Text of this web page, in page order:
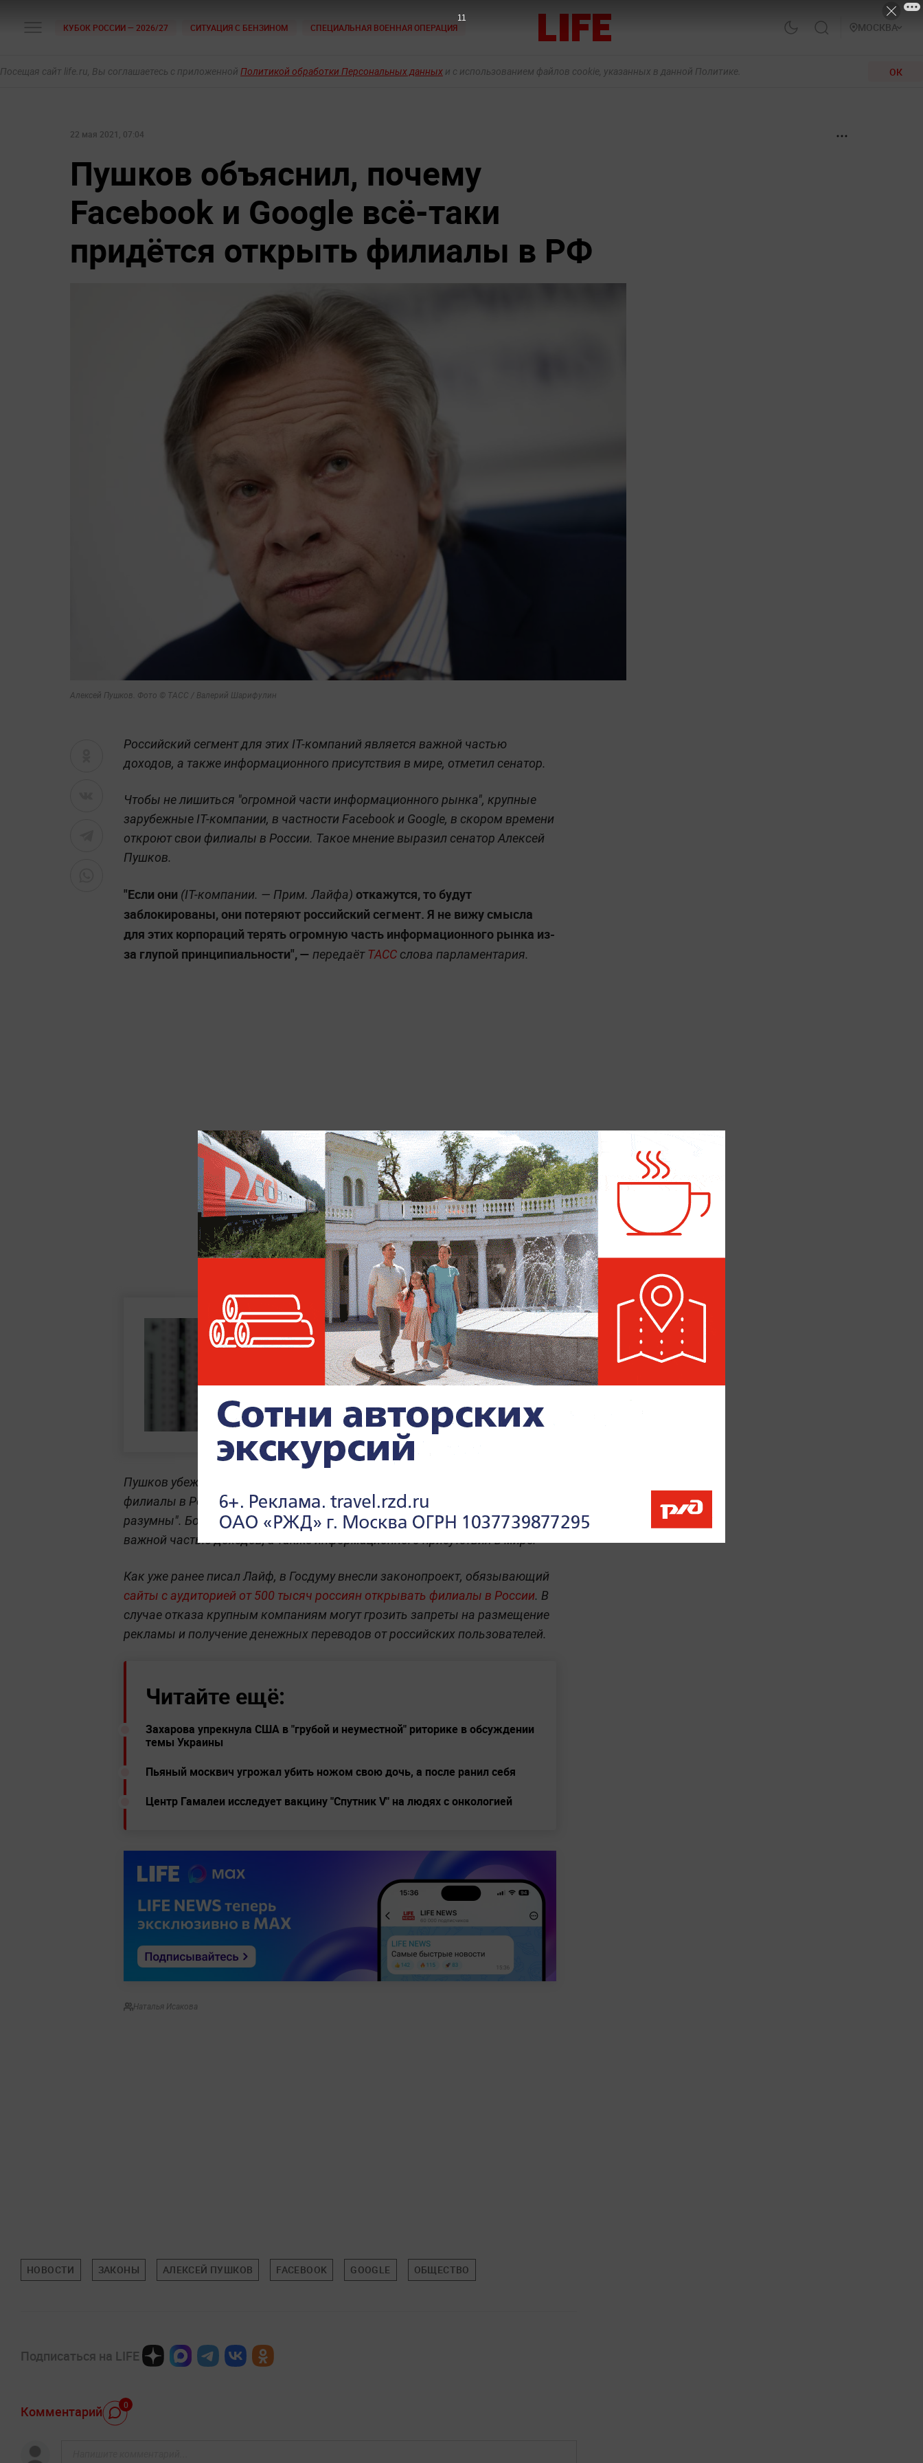
КУБОК РОССИИ — 2026/27 СИТУАЦИЯ С БЕНЗИНОМ СПЕЦИАЛЬНАЯ ВОЕННАЯ ОПЕРАЦИЯ МОСКВА
Посещая сайт life.ru, Вы соглашаетесь с приложенной Политикой обработки Персональных данных и с использованием файлов cookie, указанных в данной Политике. ОК
22 мая 2021, 07:04
Пушков объяснил, почему
Facebook и Google всё-таки
придётся открыть филиалы в РФ
Алексей Пушков. Фото © ТАСС / Валерий Шарифулин
Российский сегмент для этих IT-компаний является важной частью
доходов, а также информационного присутствия в мире, отметил сенатор.
Чтобы не лишиться "огромной части информационного рынка", крупные
зарубежные IT-компании, в частности Facebook и Google, в скором времени
откроют свои филиалы в России. Такое мнение выразил сенатор Алексей
Пушков.
"Если они (IT-компании. — Прим. Лайфа) откажутся, то будут
заблокированы, они потеряют российский сегмент. Я не вижу смысла
для этих корпораций терять огромную часть информационного рынка из-
за глупой принципиальности", — передаётТАСС слова парламентария.
В Госдуме заявили, что
закон о регулировании
работы иностранных IT-
оттока
Пушков убеждён, что Facebook или Google вряд ли откажутся открывать
филиалы в России, поскольку требования законопроекта "достаточно
разумны". Более того, для них российский сегмент Интернета является
важной частью доходов, а также информационного присутствия в мире.
Как уже ранее писал Лайф, в Госдуму внесли законопроект, обязывающий
сайты с аудиторией от 500 тысяч россиян открывать филиалы в России. В
случае отказа крупным компаниям могут грозить запреты на размещение
рекламы и получение денежных переводов от российских пользователей.
Читайте ещё:
Захарова упрекнула США в "грубой и неуместной" риторике в обсуждении
темы Украины
Пьяный москвич угрожал убить ножом свою дочь, а после ранил себя
Центр Гамалеи исследует вакцину "Спутник V" на людях с онкологией
Наталья Исакова
НОВОСТИ ЗАКОНЫ АЛЕКСЕЙ ПУШКОВ FACEBOOK GOOGLE ОБЩЕСТВО
Подписаться на LIFE
Комментарий 0
10